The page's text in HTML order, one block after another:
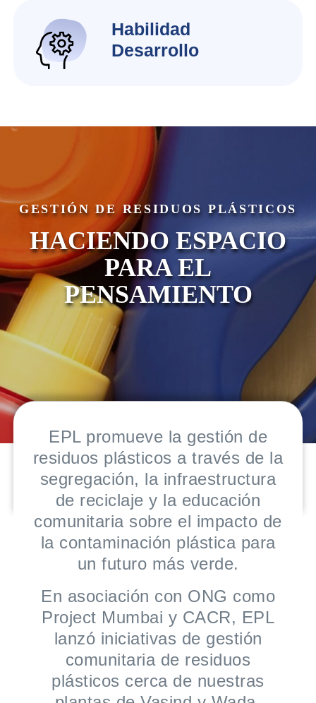
Habilidad
Desarrollo
GESTIÓN DE RESIDUOS PLÁSTICOS
HACIENDO ESPACIO
PARA EL
PENSAMIENTO
EPL promueve la gestión de
residuos plásticos a través de la
segregación, la infraestructura
de reciclaje y la educación
comunitaria sobre el impacto de
la contaminación plástica para
un futuro más verde.
En asociación con ONG como
Project Mumbai y CACR, EPL
lanzó iniciativas de gestión
comunitaria de residuos
plásticos cerca de nuestras